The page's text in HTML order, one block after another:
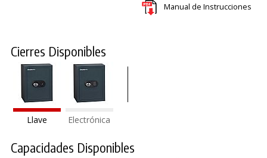
Manual de Instrucciones
Cierres Disponibles
Llave Electrónica
Capacidades Disponibles